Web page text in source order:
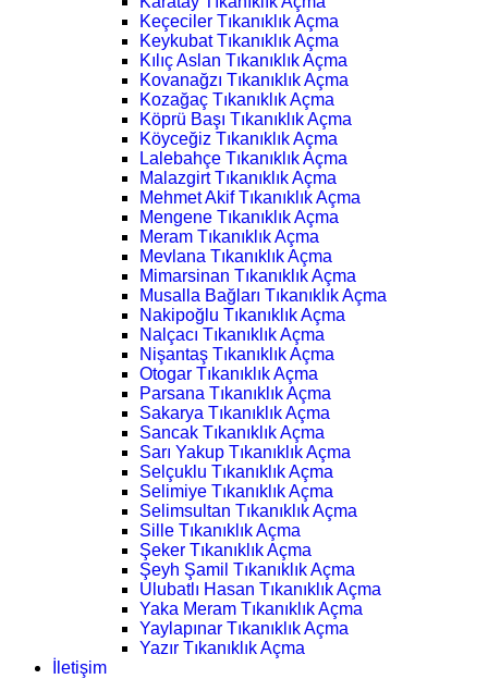
Keçeciler Tıkanıklık Açma
Keykubat Tıkanıklık Açma
Kılıç Aslan Tıkanıklık Açma
Kovanağzı Tıkanıklık Açma
Kozağaç Tıkanıklık Açma
Köprü Başı Tıkanıklık Açma
Köyceğiz Tıkanıklık Açma
Lalebahçe Tıkanıklık Açma
Malazgirt Tıkanıklık Açma
Mehmet Akif Tıkanıklık Açma
Mengene Tıkanıklık Açma
Meram Tıkanıklık Açma
Mevlana Tıkanıklık Açma
Mimarsinan Tıkanıklık Açma
Musalla Bağları Tıkanıklık Açma
Nakipoğlu Tıkanıklık Açma
Nalçacı Tıkanıklık Açma
Nişantaş Tıkanıklık Açma
Otogar Tıkanıklık Açma
Parsana Tıkanıklık Açma
Sakarya Tıkanıklık Açma
Sancak Tıkanıklık Açma
Sarı Yakup Tıkanıklık Açma
Selçuklu Tıkanıklık Açma
Selimiye Tıkanıklık Açma
Selimsultan Tıkanıklık Açma
Sille Tıkanıklık Açma
Şeker Tıkanıklık Açma
Şeyh Şamil Tıkanıklık Açma
Ulubatlı Hasan Tıkanıklık Açma
Yaka Meram Tıkanıklık Açma
Yaylapınar Tıkanıklık Açma
Yazır Tıkanıklık Açma
İletişim